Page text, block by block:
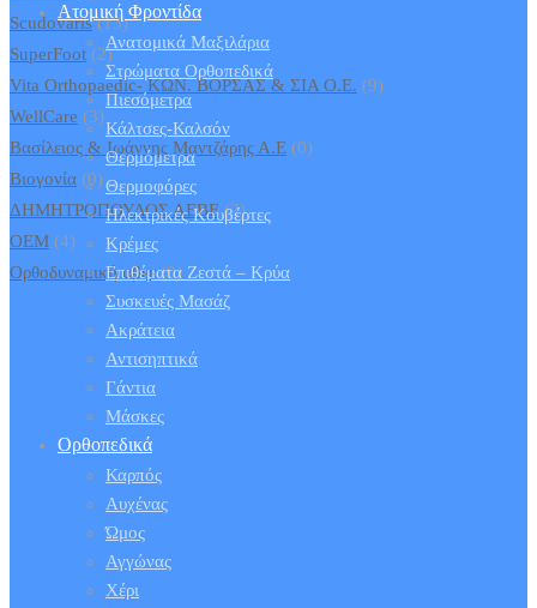
Scudovaris(13)
SuperFoot (2)
Vita Orthopaedic- ΚΩΝ. ΒΟΡΣΑΣ & ΣΙΑ Ο.Ε. (9)
WellCare (3)
Βασίλειος & Ιωάννης Μαντζάρης Α.Ε (0)
Βιογονία (0)
ΔΗΜΗΤΡΟΠΟΥΛΟΣ ΑΕΒΕ(2)
ΟΕΜ (4)
Ορθοδυναμική αβεε(0)
Ατομική Φροντίδα
Ανατομικά Μαξιλάρια
Στρώματα Ορθοπεδικά
Πιεσόμετρα
Κάλτσες-Καλσόν
Θερμόμετρα
Θερμοφόρες
Ηλεκτρικές Κουβέρτες
Κρέμες
Επιθέματα Ζεστά – Κρύα
Συσκευές Μασάζ
Ακράτεια
Αντισηπτικά
Γάντια
Μάσκες
Ορθοπεδικά
Καρπός
Αυχένας
Ώμος
Αγγώνας
Χέρι